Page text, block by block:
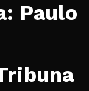
Paulo